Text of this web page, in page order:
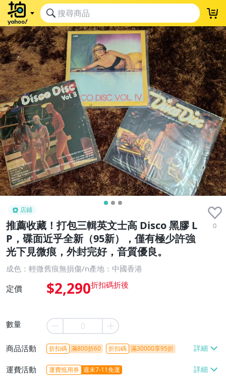
店鋪
推薦收藏！打包三輯英文士高 Disco 黑膠 L
P，碟面近乎全新（95新），僅有極少許強
光下見微痕，外封完好，音質優良。
0
成色：輕微舊痕無損傷/n產地：中國香港
定價 $2,290
數量
商品活動 折扣碼 滿800折60 折扣碼 滿30000享95折
運費活動 運費抵用券 週末7-11免運